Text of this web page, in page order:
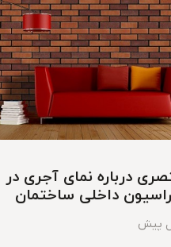
درباره نمای آجری در
داخلی ساختمان